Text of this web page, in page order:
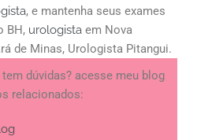
, e mantenha seus exames
BH, urologista em Nova
de Minas, Urologista Pitangui.
dúvidas? acesse meu blog
relacionados: